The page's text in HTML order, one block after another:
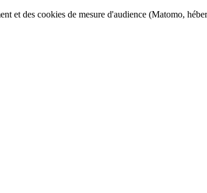
et des cookies de mesure d'audience (Matomo,